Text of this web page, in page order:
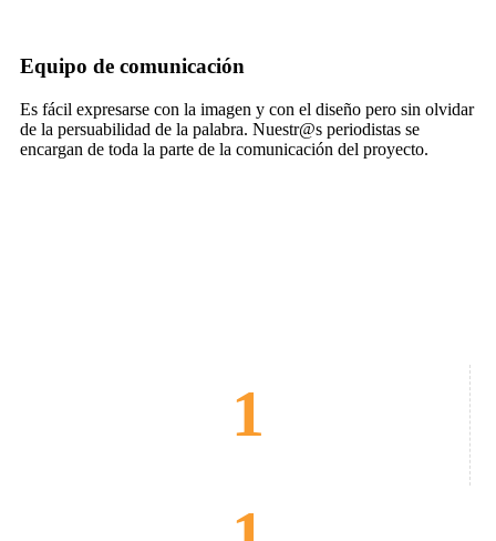
Equipo de comunicación
Es fácil expresarse con la imagen y con el diseño pero sin olvidar
de la persuabilidad de la palabra. Nuestr@s periodistas se
encargan de toda la parte de la comunicación del proyecto.
1